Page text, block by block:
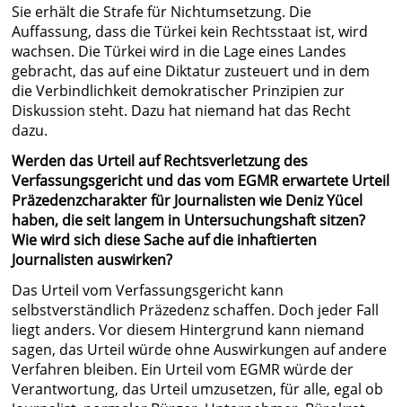
Sie erhält die Strafe für Nichtumsetzung. Die
Auffassung, dass die Türkei kein Rechtsstaat ist, wird
wachsen. Die Türkei wird in die Lage eines Landes
gebracht, das auf eine Diktatur zusteuert und in dem
die Verbindlichkeit demokratischer Prinzipien zur
Diskussion steht. Dazu hat niemand hat das Recht
dazu.
Werden das Urteil auf Rechtsverletzung des
Verfassungsgericht und das vom EGMR erwartete Urteil
Präzedenzcharakter für Journalisten wie Deniz Yücel
haben, die seit langem in Untersuchungshaft sitzen?
Wie wird sich diese Sache auf die inhaftierten
Journalisten auswirken?
Das Urteil vom Verfassungsgericht kann
selbstverständlich Präzedenz schaffen. Doch jeder Fall
liegt anders. Vor diesem Hintergrund kann niemand
sagen, das Urteil würde ohne Auswirkungen auf andere
Verfahren bleiben. Ein Urteil vom EGMR würde der
Verantwortung, das Urteil umzusetzen, für alle, egal ob